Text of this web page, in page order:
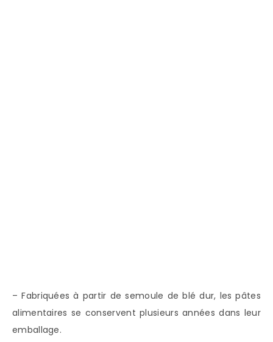
– Fabriquées à partir de semoule de blé dur, les pâtes
alimentaires se conservent plusieurs années dans leur
emballage.